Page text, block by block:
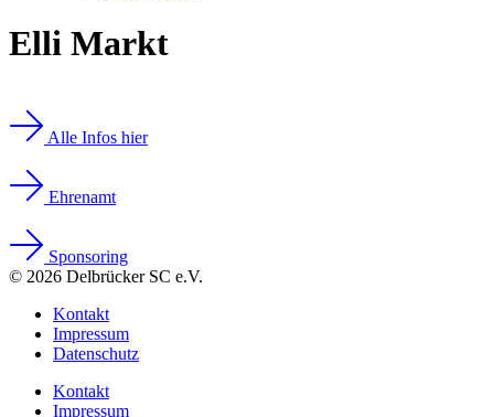
Elli Markt
Alle Infos hier
Ehrenamt
Sponsoring
© 2026 Delbrücker SC e.V.
Kontakt
Impressum
Datenschutz
Kontakt
Impressum